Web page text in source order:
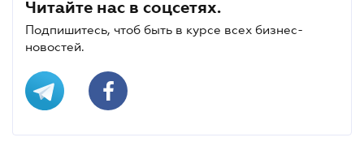
Читайте нас в соцсетях.
Подпишитесь, чтоб быть в курсе всех бизнес-
новостей.